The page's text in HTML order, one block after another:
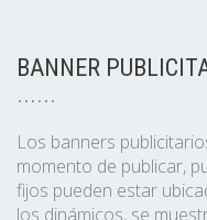
BANNER
Los banners
momento de publicar,
fijos pueden estar
los dinámicos, se